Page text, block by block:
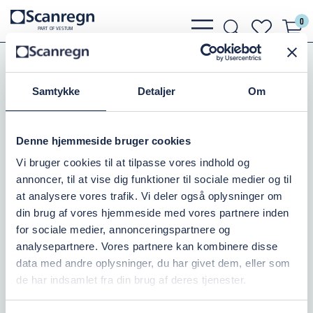
Samtykke Detaljer Om
Denne hjemmeside bruger cookies
Vi bruger cookies til at tilpasse vores indhold og
annoncer, til at vise dig funktioner til sociale medier og til
at analysere vores trafik. Vi deler også oplysninger om
din brug af vores hjemmeside med vores partnere inden
for sociale medier, annonceringspartnere og
analysepartnere. Vores partnere kan kombinere disse
data med andre oplysninger, du har givet dem, eller som
de har indsamlet fra din brug af deres tjenester.
PARTOF VESTUM
bars
light
search
light
heart 0
Koblinger Storz Koblingsnøgle
STORZ B-C NØGLE
Varenr.:504308065
På lager: 8
201,25 DKK inkl. moms
Læg i kurv